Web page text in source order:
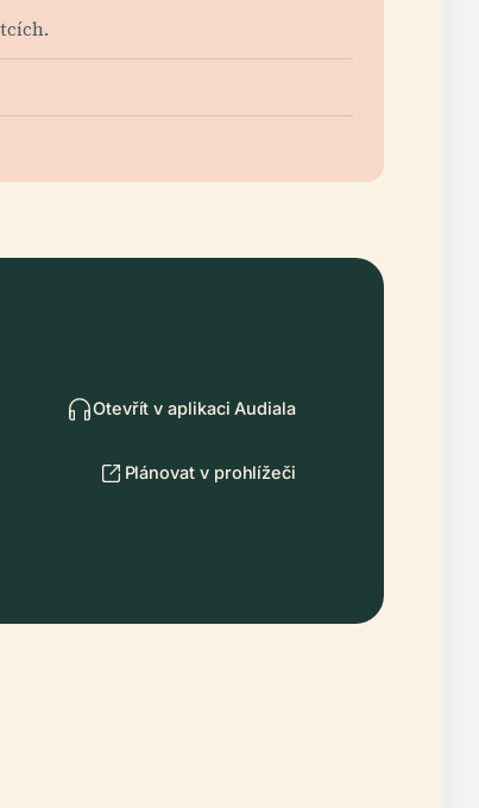
Otevřít v aplikaci Audiala
Plánovat v prohlížeči